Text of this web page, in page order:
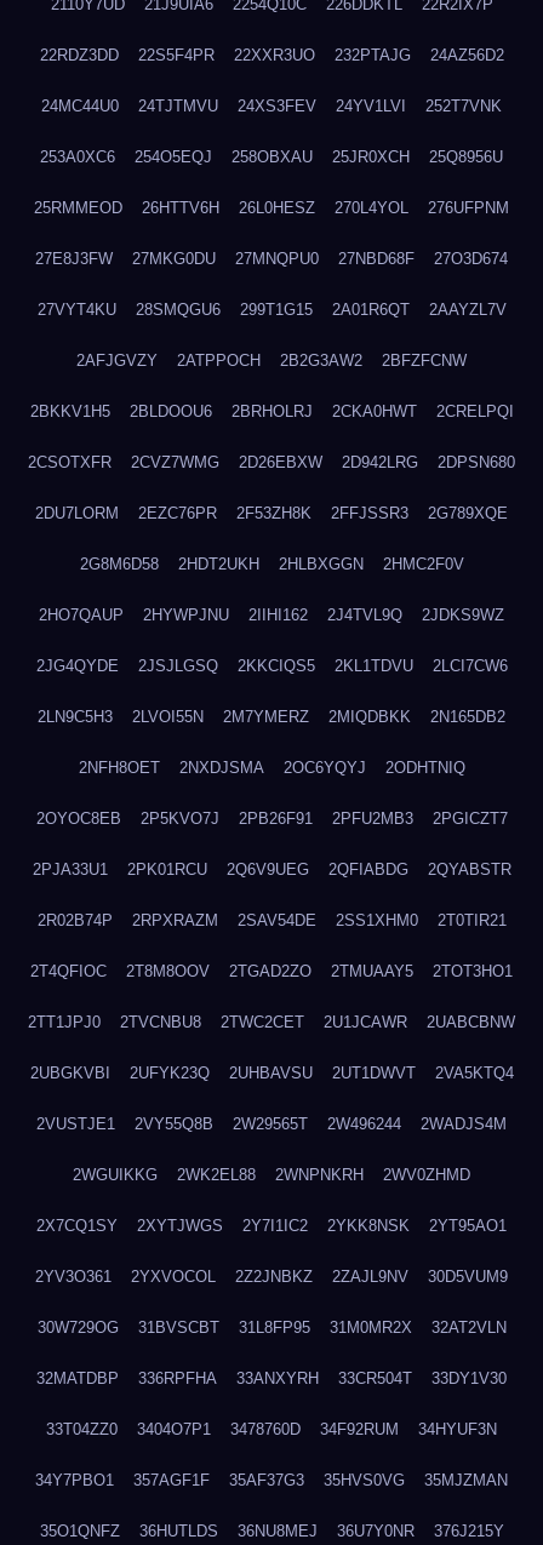
2110Y7UD 21J9UIA6 2254Q10C 226DDKTL 22R2IX7P
22RDZ3DD 22S5F4PR 22XXR3UO 232PTAJG 24AZ56D2
24MC44U0 24TJTMVU 24XS3FEV 24YV1LVI 252T7VNK
253A0XC6 254O5EQJ 258OBXAU 25JR0XCH 25Q8956U
25RMMEOD 26HTTV6H 26L0HESZ 270L4YOL 276UFPNM
27E8J3FW 27MKG0DU 27MNQPU0 27NBD68F 27O3D674
27VYT4KU 28SMQGU6 299T1G15 2A01R6QT 2AAYZL7V
2AFJGVZY 2ATPPOCH 2B2G3AW2 2BFZFCNW
2BKKV1H5 2BLDOOU6 2BRHOLRJ 2CKA0HWT 2CRELPQI
2CSOTXFR 2CVZ7WMG 2D26EBXW 2D942LRG 2DPSN680
2DU7LORM 2EZC76PR 2F53ZH8K 2FFJSSR3 2G789XQE
2G8M6D58 2HDT2UKH 2HLBXGGN 2HMC2F0V
2HO7QAUP 2HYWPJNU 2IIHI162 2J4TVL9Q 2JDKS9WZ
2JG4QYDE 2JSJLGSQ 2KKCIQS5 2KL1TDVU 2LCI7CW6
2LN9C5H3 2LVOI55N 2M7YMERZ 2MIQDBKK 2N165DB2
2NFH8OET 2NXDJSMA 2OC6YQYJ 2ODHTNIQ
2OYOC8EB 2P5KVO7J 2PB26F91 2PFU2MB3 2PGICZT7
2PJA33U1 2PK01RCU 2Q6V9UEG 2QFIABDG 2QYABSTR
2R02B74P 2RPXRAZM 2SAV54DE 2SS1XHM0 2T0TIR21
2T4QFIOC 2T8M8OOV 2TGAD2ZO 2TMUAAY5 2TOT3HO1
2TT1JPJ0 2TVCNBU8 2TWC2CET 2U1JCAWR 2UABCBNW
2UBGKVBI 2UFYK23Q 2UHBAVSU 2UT1DWVT 2VA5KTQ4
2VUSTJE1 2VY55Q8B 2W29565T 2W496244 2WADJS4M
2WGUIKKG 2WK2EL88 2WNPNKRH 2WV0ZHMD
2X7CQ1SY 2XYTJWGS 2Y7I1IC2 2YKK8NSK 2YT95AO1
2YV3O361 2YXVOCOL 2Z2JNBKZ 2ZAJL9NV 30D5VUM9
30W729OG 31BVSCBT 31L8FP95 31M0MR2X 32AT2VLN
32MATDBP 336RPFHA 33ANXYRH 33CR504T 33DY1V30
33T04ZZ0 3404O7P1 3478760D 34F92RUM 34HYUF3N
34Y7PBO1 357AGF1F 35AF37G3 35HVS0VG 35MJZMAN
35O1QNFZ 36HUTLDS 36NU8MEJ 36U7Y0NR 376J215Y